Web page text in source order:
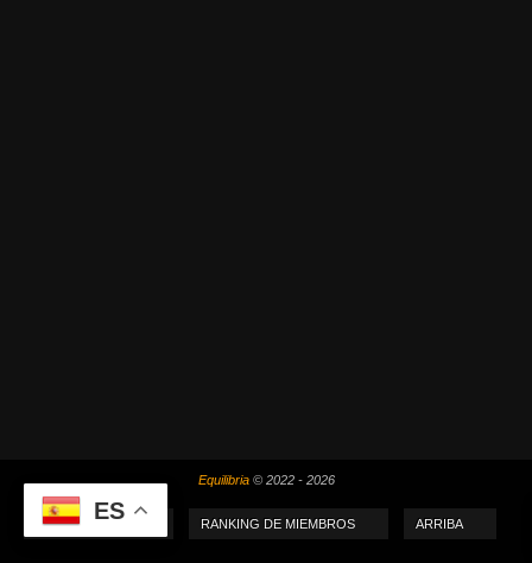
Equilibria© 2022 - 2026
MI PUNTUACIÓN RANKING DE MIEMBROS ARRIBA
ES